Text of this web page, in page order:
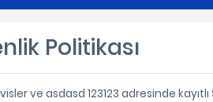
Politikası
ve asdasd 123123 adresinde